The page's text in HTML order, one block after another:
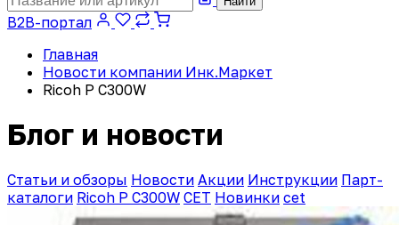
B2B-портал
Главная
Новости компании Инк.Маркет
Ricoh P C300W
Блог и новости
Статьи и обзоры Новости Акции Инструкции Парт-
каталоги Ricoh P C300W CET Новинки cet